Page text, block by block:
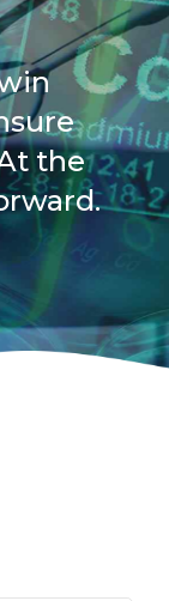
the